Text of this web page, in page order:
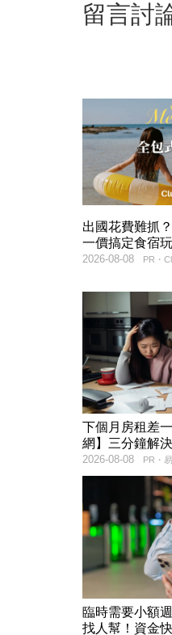
留言討
出國花費難抓
一價搞定食宿
PR・
2026-08-08
下個月房租差
網】三分鐘解
PR・
2026-08-08
臨時需要小額
找人幫！資金